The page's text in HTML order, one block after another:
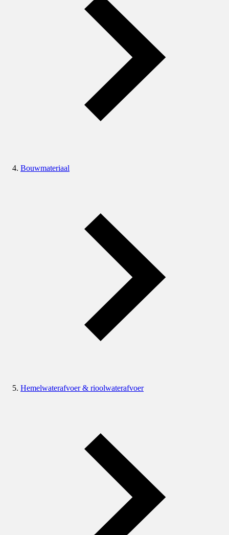
Bouwmateriaal
Hemelwaterafvoer & rioolwaterafvoer